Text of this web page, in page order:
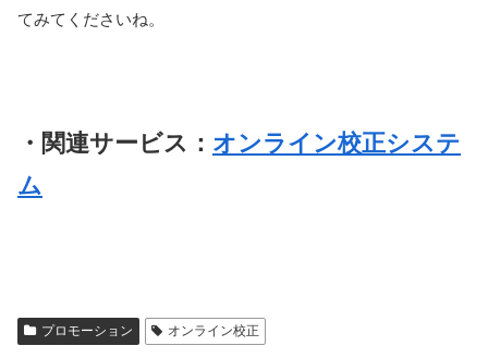
てみてくださいね。
・関連サービス： オンライン校正システ
ム
プロモーション オンライン校正